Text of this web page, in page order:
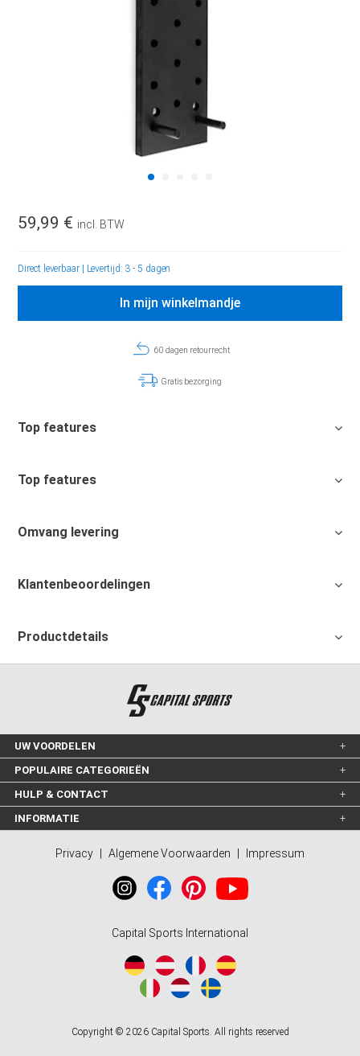
59,99 € incl. BTW
Direct leverbaar Levertijd: 3 - 5 dagen
In mijn winkelmandje
60 dagen retourrecht
Gratis bezorging
Top features
Top features
Omvang levering
Klantenbeoordelingen
Productdetails
UW VOORDELEN
POPULAIRE CATEGORIEËN
HULP & CONTACT
INFORMATIE
Privacy Algemene Voorwaarden Impressum
Capital Sports International
Copyright © 2026 Capital Sports. All rights reserved